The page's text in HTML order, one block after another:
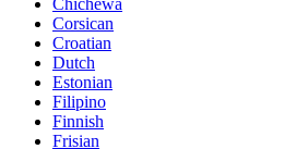
Corsican
Croatian
Dutch
Estonian
Filipino
Finnish
Frisian